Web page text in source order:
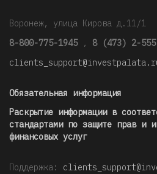
Воронеж, улица Кирова д.11/1
8-800-775-1945 , 8 (473) 2-
Обязательная информация
Раскрытие информации в
стандартами по защите прав и
финансовых услуг
Поддержка: